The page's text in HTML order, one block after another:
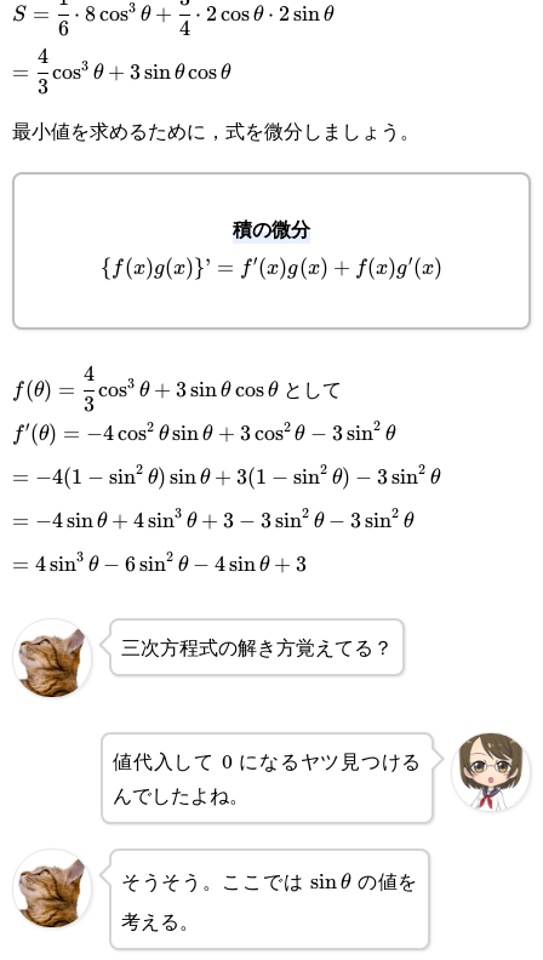
{6}\cdot8\cos^3\theta+\cfrac{3}
{4}\cdot2\cos\theta\cdot2\sin\theta
S =
6
⋅ 8cos3 θ +
4
⋅ 2cosθ ⋅ 2sinθ
=\cfrac{4}
{3}\cos^3\theta+3\sin\theta\cos\theta
=
3
4
cos3 θ + 3sinθ cosθ
最小値を求めるために，式を微分しましょう。
積の微分
\
{ f(x)g(x)}’ = f′(x)g(x) + f(x)g′(x)
f(\theta)=\cfrac{4}
{3}\cos^3\theta+3\sin\theta\cos\theta
f(θ) =
3
4
cos3 θ + 3sinθ cosθとして
f'(\theta)=-4\cos^2\theta\sin\theta+3\cos^2\theta-
3\sin^2\theta
f′(θ) = −4cos2 θ sinθ + 3cos2 θ − 3sin2 θ
=-4(1-
\sin^2\theta)\sin\theta+3(1-
\sin^2\theta)-3\sin^2\theta
= −4(1 − sin2 θ)sinθ + 3(1 − sin2 θ) − 3sin2 θ
=-4\sin\theta+4\sin^3\theta+3-
3\sin^2\theta-3\sin^2\theta
= −4sinθ + 4sin3 θ + 3 − 3sin2 θ − 3sin2 θ
=4\sin^3\theta-
4\sin\theta+3
= 4sin3 θ − 6sin2 θ − 4sinθ + 3
三次方程式の解き方覚えてる？
値代入して 0 になるヤツ見つける
んでしたよね。
そうそう。ここでは \sin\theta
sinθの値を
考える。